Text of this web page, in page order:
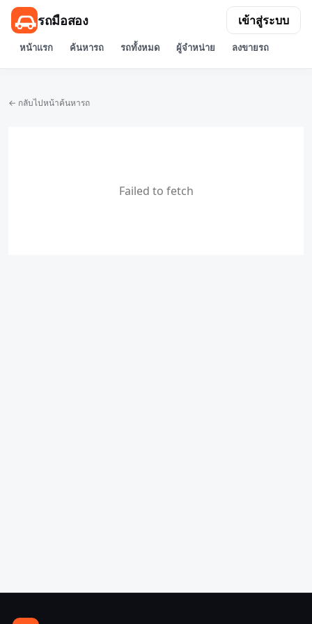
รถมือสอง
หน้าแรก ค้นหารถ รถทั้งหมด ผู้จำหน่าย ลงขายรถ
เข้าสู่ระบบ
← กลับไปหน้าค้นหารถ
Failed to fetch